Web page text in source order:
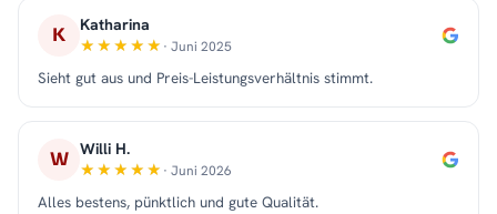
K Katharina
· Juni 2025
Sieht gut aus und Preis-Leistungsverhältnis stimmt.
W Willi H.
· Juni 2026
Alles bestens, pünktlich und gute Qualität.